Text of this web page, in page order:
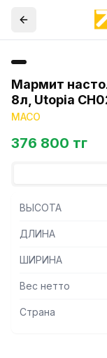
Мармит
8л, Utopia
MACO
376 800 тг
ВЫСОТА
ДЛИНА
ШИРИНА
Вес нетто
Страна